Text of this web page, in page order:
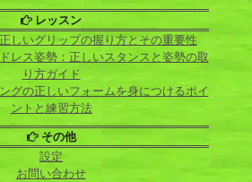
レッスン
しいグリップの握り方とその重要性
レス姿勢：正しいスタンスと姿勢の取
り方ガイド
グの正しいフォームを身につけるポイ
ントと練習方法
その他
設定
お問い合わせ